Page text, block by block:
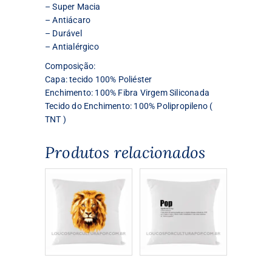
– Super Macia
– Antiácaro
– Durável
– Antialérgico
Composição:
Capa: tecido 100% Poliéster
Enchimento: 100% Fibra Virgem Siliconada
Tecido do Enchimento: 100% Polipropileno (
TNT )
Produtos relacionados